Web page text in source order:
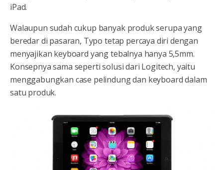
iPad.
Walaupun sudah cukup banyak produk serupa yang
beredar di pasaran, Typo tetap percaya diri dengan
menyajikan keyboard yang tebalnya hanya 5,5mm.
Konsepnya sama seperti solusi dari Logitech, yaitu
menggabungkan case pelindung dan keyboard dalam
satu produk.